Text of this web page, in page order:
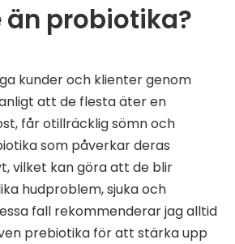
probiotika?
kunder och klienter genom
att de flesta äter en
får otillräcklig sömn och
som påverkar deras
vilket kan göra att de blir
hudproblem, sjuka och
fall rekommenderar jag alltid
prebiotika för att stärka upp